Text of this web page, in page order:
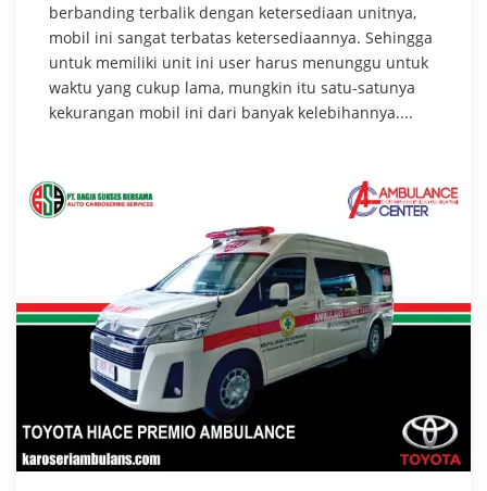
berbanding terbalik dengan ketersediaan unitnya,
mobil ini sangat terbatas ketersediaannya. Sehingga
untuk memiliki unit ini user harus menunggu untuk
waktu yang cukup lama, mungkin itu satu-satunya
kekurangan mobil ini dari banyak kelebihannya....